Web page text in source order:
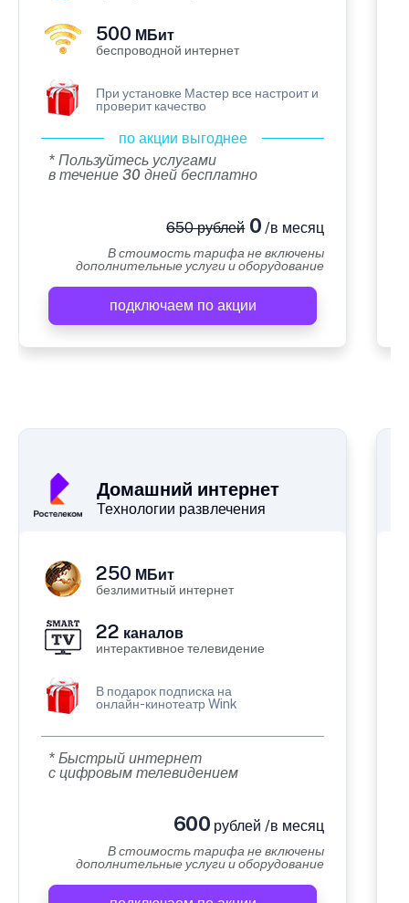
500 МБит
беспроводной интернет
При установке Мастер все настроит и
проверит качество
по акции выгоднее
* Пользуйтесь услугами
в течение 30 дней бесплатно
650 рублей0 /в месяц
В стоимость тарифа не включены
дополнительные услуги и оборудование
подключаем по акции
Домашний интернет
Технологии развлечения
250 МБит
безлимитный интернет
22 каналов
интерактивное телевидение
В подарок подписка на
онлайн-кинотеатр Wink
* Быстрый интернет
с цифровым телевидением
600 рублей /в месяц
В стоимость тарифа не включены
дополнительные услуги и оборудование